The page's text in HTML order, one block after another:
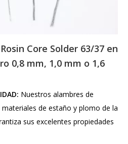
Core Solder 63/37 en
0,8 mm, 1,0 mm o 1,6
Nuestros alambres de
de estaño y plomo de la
sus excelentes propiedades